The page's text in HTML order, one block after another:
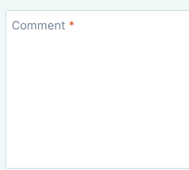
Comment *